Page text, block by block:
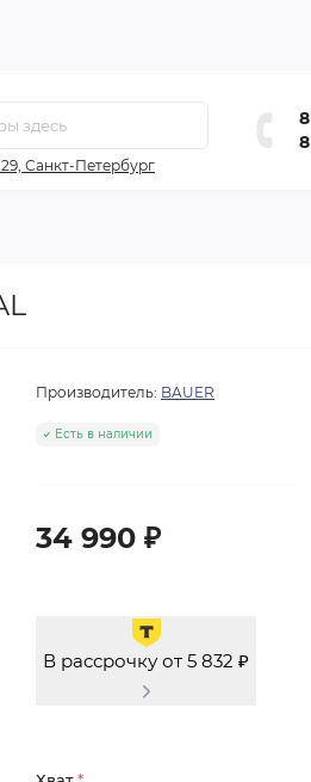
Санкт-Петербург
Производитель: BAUER
Есть в наличии
34 990 ₽
В рассрочку от 5 832 ₽